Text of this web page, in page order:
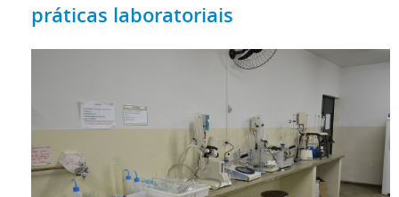
práticas laboratoriais